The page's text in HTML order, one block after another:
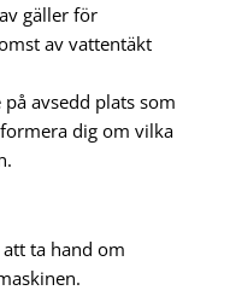
gäller för
av vattentäkt
avsedd plats som
dig om vilka
ta hand om